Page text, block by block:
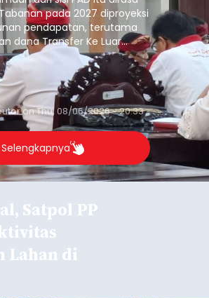
pada 2027 diproyeksi
pendapatan, terutama
dana Transfer Ke Luar
pusat.
onThu, 08/06/2026 - 20:33
Satpol PP
Lahan di